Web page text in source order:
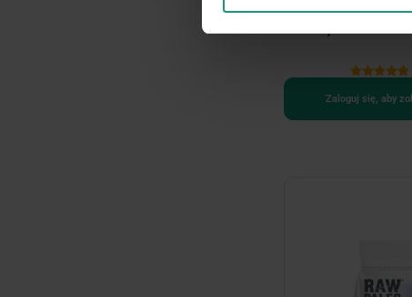
sucha karma z
ras małych
Zaloguj się, aby